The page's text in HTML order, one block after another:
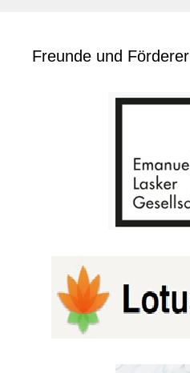
Freunde und Förderer